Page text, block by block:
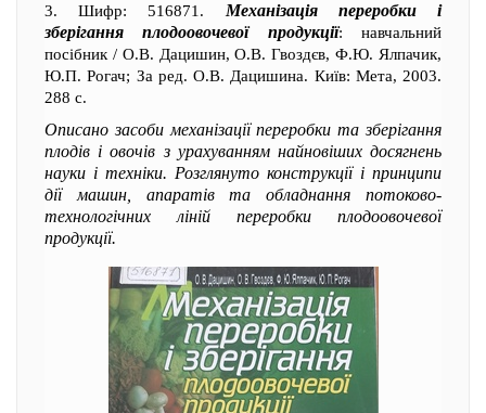
3. Шифр: 516871. Механізація переробки і
зберігання плодоовочевої продукції: навчальний
посібник / О.В. Дацишин, О.В. Гвоздєв, Ф.Ю. Ялпачик,
Ю.П. Рогач; За ред. О.В. Дацишина. Київ: Мета, 2003.
288 с.
Описано засоби механізації переробки та зберігання
плодів і овочів з урахуванням найновіших досягнень
науки і техніки. Розглянуто конструкції і принципи
дії машин, апаратів та обладнання потоково-
технологічних ліній переробки плодоовочевої
продукції.